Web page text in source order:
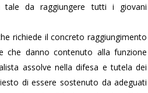
da raggiungere tutti i giovani
richiede il concreto raggiungimento
che danno contenuto alla funzione
assolve nella difesa e tutela dei
di essere sostenuto da adeguati